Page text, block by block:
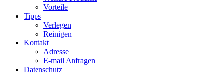
Vorteile
Tipps
Verlegen
Reinigen
Kontakt
Adresse
E-mail Anfragen
Datenschutz